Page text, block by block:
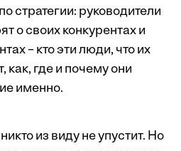
стратегии: руководители
о своих конкурентах и
– кто эти люди, что их
как, где и почему они
именно.
из виду не упустит. Но